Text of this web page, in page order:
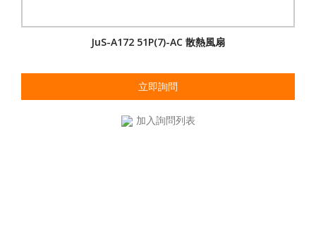
JuS-A172 51P(7)-AC 散熱風扇
立即詢問
加入詢問列表